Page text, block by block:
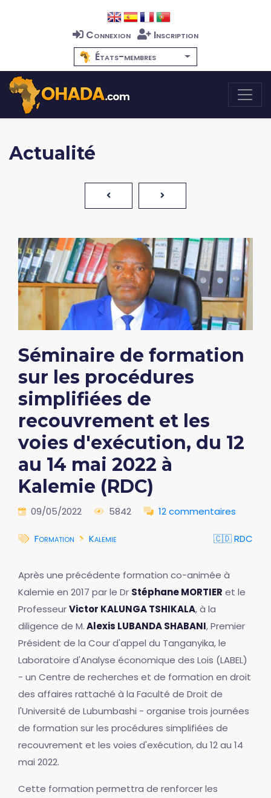
Connexion
Inscription
États-membres
Actualité
Séminaire de formation
sur les procédures
simplifiées de
recouvrement et les
voies d'exécution, du 12
au 14 mai 2022 à
Kalemie (RDC)
09/05/2022 5842 12 commentaires
🇨🇩 RDC
Formation Kalemie
Après une précédente formation co-animée à
Kalemie en 2017 par le Dr Stéphane MORTIER et le
ProfesseurVictor KALUNGA TSHIKALA, à la
diligence de M.Alexis LUBANDA SHABANI, Premier
Président de la Cour d'appel du Tanganyika, le
Laboratoire d'Analyse économique des Lois (LABEL)
- un Centre de recherches et de formation en droit
des affaires rattaché à la Faculté de Droit de
l'Université de Lubumbashi - organise trois journées
de formation sur les procédures simplifiées de
recouvrement et les voies d'exécution, du 12 au 14
mai 2022.
Cette formation permettra de renforcer les